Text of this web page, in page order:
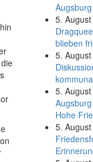
Augsburg
5.
blieben
5.
5.
Hohe
5.